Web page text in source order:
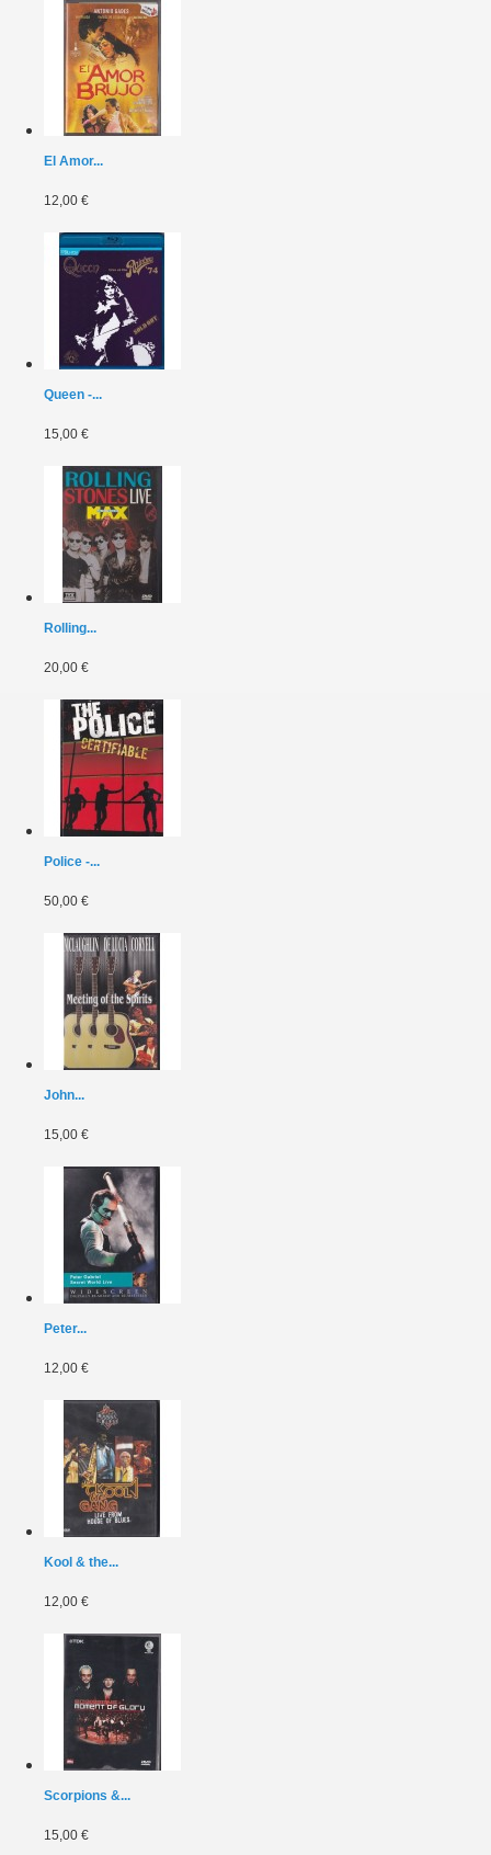
El Amor...
12,00 €
Queen -...
15,00 €
Rolling...
20,00 €
Police -...
50,00 €
John...
15,00 €
Peter...
12,00 €
Kool & the...
12,00 €
Scorpions &...
15,00 €